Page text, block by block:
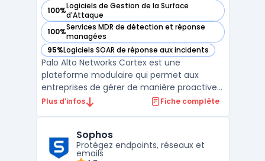
100%Logiciels de Gestion de la Surface
d'Attaque
— voir Palo Alto Networks Cortex dans cette catégorie
100%Services MDR de détection et réponse
managées
— voir Palo Alto Networks Cortex dans cette catégorie
95%Logiciels SOAR de réponse aux incidents
— voir Palo Alto Networks Cortex dans cette catégorie
Palo Alto Networks Cortex est une
plateforme modulaire qui permet aux
entreprises de gérer de manière proactive
leurs opérations de sécurité, en s'appuyant
améliorer la détection des menaces,
automatiser les rép ...
Plus d’infos Fiche complète
Sophos
Protégez endpoints, réseaux et
emails